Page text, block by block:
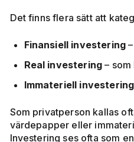
Det finns flera sätt att
Finansiell investering
Real investering –
Immateriell investering
Som privatperson kallas
värdepapper eller
Investering ses ofta som